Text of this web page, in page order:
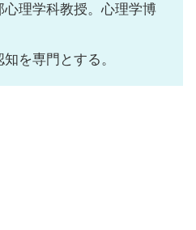
理学科教授。心理学博
を専門とする。